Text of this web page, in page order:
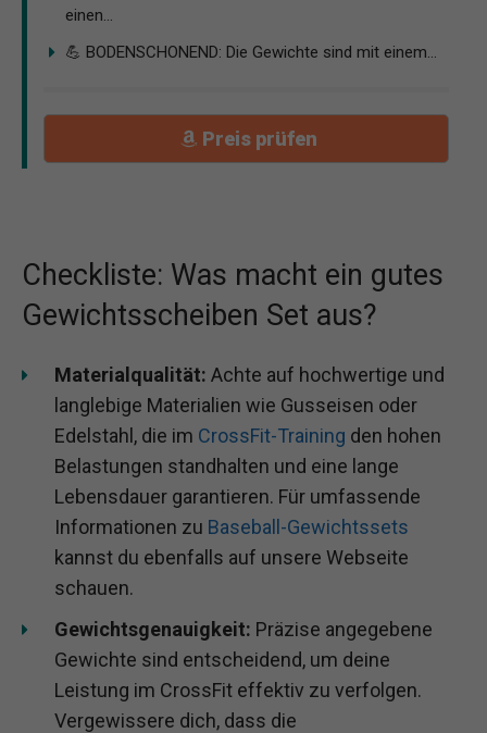
einen...
💪 BODENSCHONEND: Die Gewichte sind mit einem...
Preis prüfen
Checkliste: Was macht ein gutes
Gewichtsscheiben Set aus?
Materialqualität: Achte auf hochwertige und
langlebige Materialien wie Gusseisen oder
Edelstahl, die im CrossFit-Training den hohen
Belastungen standhalten und eine lange
Lebensdauer garantieren. Für umfassende
Informationen zu Baseball-Gewichtssets
kannst du ebenfalls auf unsere Webseite
schauen.
Gewichtsgenauigkeit: Präzise angegebene
Gewichte sind entscheidend, um deine
Leistung im CrossFit effektiv zu verfolgen.
Vergewissere dich, dass die